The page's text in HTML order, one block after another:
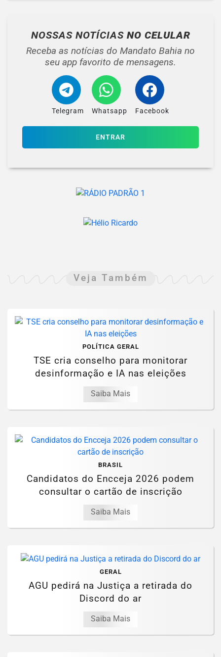
NOSSAS NOTÍCIAS NO CELULAR
Receba as notícias do Mandato Bahia no
seu app favorito de mensagens.
Telegram Whatsapp Facebook
ENTRAR
Veja Também
POLÍTICA GERAL
TSE cria conselho para monitorar
desinformação e IA nas eleições
Saiba Mais
BRASIL
Candidatos do Encceja 2026 podem
consultar o cartão de inscrição
Saiba Mais
GERAL
AGU pedirá na Justiça a retirada do
Discord do ar
Saiba Mais